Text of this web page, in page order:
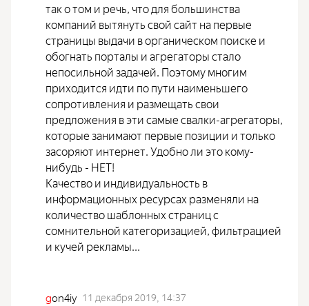
так о том и речь, что для большинства
компаний вытянуть свой сайт на первые
страницы выдачи в органическом поиске и
обогнать порталы и агрегаторы стало
непосильной задачей. Поэтому многим
приходится идти по пути наименьшего
сопротивления и размещать свои
предложения в эти самые свалки-агрегаторы,
которые занимают первые позиции и только
засоряют интернет. Удобно ли это кому-
нибудь - НЕТ!
Качество и индивидуальность в
информационных ресурсах разменяли на
количество шаблонных страниц с
сомнительной категоризацией, фильтрацией
и кучей рекламы...
gon4iy 11 декабря 2019, 14:37